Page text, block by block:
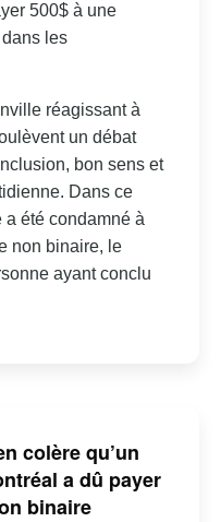
500$ à une
les
réagissant à
un débat
bon sens et
Dans ce
a été condamné à
non binaire, le
ayant conclu
colère qu’un
a dû payer
binaire